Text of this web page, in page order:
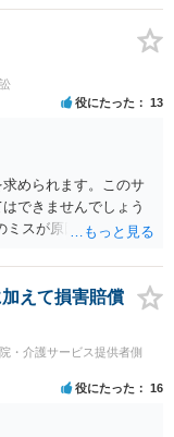
役にたった 13
められます。このサ
できませんでしょう
ミスが原因で老眼がひ
明されなかったよう
えて損害賠償
・介護サービス提供者側
役にたった 16